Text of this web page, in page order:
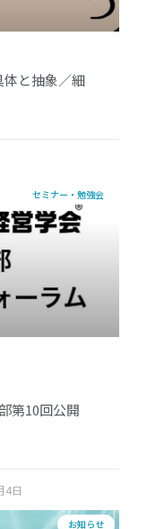
と抽象／細
セミナー・勉強会
第10回公開
4日
お知らせ